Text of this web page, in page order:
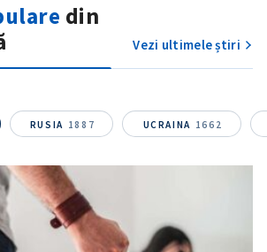
din
Vezi ultimele știri
RUSIA 1887 UCRAINA 1662
meu
și sunt de
politica de
ȘTIREA